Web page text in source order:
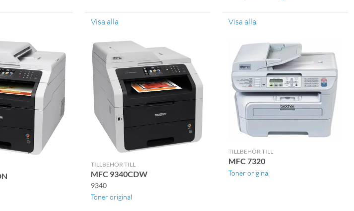
Visa alla Visa alla
TILLBEHÖR TILL
MFC 9340CDW
9340
Toner original
TILLBEHÖR TILL
MFC 7320
Toner original